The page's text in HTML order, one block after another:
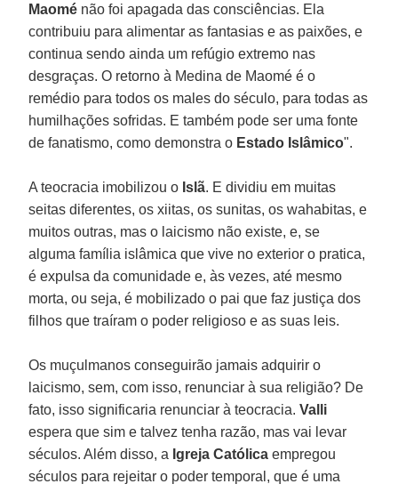
Maomé não foi apagada das consciências. Ela
contribuiu para alimentar as fantasias e as paixões, e
continua sendo ainda um refúgio extremo nas
desgraças. O retorno à Medina de Maomé é o
remédio para todos os males do século, para todas as
humilhações sofridas. E também pode ser uma fonte
de fanatismo, como demonstra o Estado Islâmico".
A teocracia imobilizou o Islã. E dividiu em muitas
seitas diferentes, os xiitas, os sunitas, os wahabitas, e
muitos outras, mas o laicismo não existe, e, se
alguma família islâmica que vive no exterior o pratica,
é expulsa da comunidade e, às vezes, até mesmo
morta, ou seja, é mobilizado o pai que faz justiça dos
filhos que traíram o poder religioso e as suas leis.
Os muçulmanos conseguirão jamais adquirir o
laicismo, sem, com isso, renunciar à sua religião? De
fato, isso significaria renunciar à teocracia.Valli
espera que sim e talvez tenha razão, mas vai levar
séculos. Além disso, a Igreja Católica empregou
séculos para rejeitar o poder temporal, que é uma